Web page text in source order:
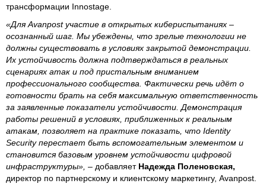
трансформации Innostage.
«Для Avanpost участие в открытых кибериспытаниях –
осознанный шаг. Мы убеждены, что зрелые технологии не
должны существовать в условиях закрытой демонстрации.
Их устойчивость должна подтверждаться в реальных
сценариях атак и под пристальным вниманием
профессионального сообщества. Фактически речь идёт о
готовности брать на себя максимальную ответственность
за заявленные показатели устойчивости. Демонстрация
работы решений в условиях, приближенных к реальным
атакам, позволяет на практике показать, что Identity
Security перестает быть вспомогательным элементом и
становится базовым уровнем устойчивости цифровой
инфраструктуры», – добавляет Надежда Поленовская,
директор по партнерскому и клиентскому маркетингу, Avanpost.